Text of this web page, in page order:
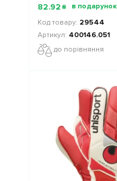
82.92 ₴
29544
400146.051
до порівняння